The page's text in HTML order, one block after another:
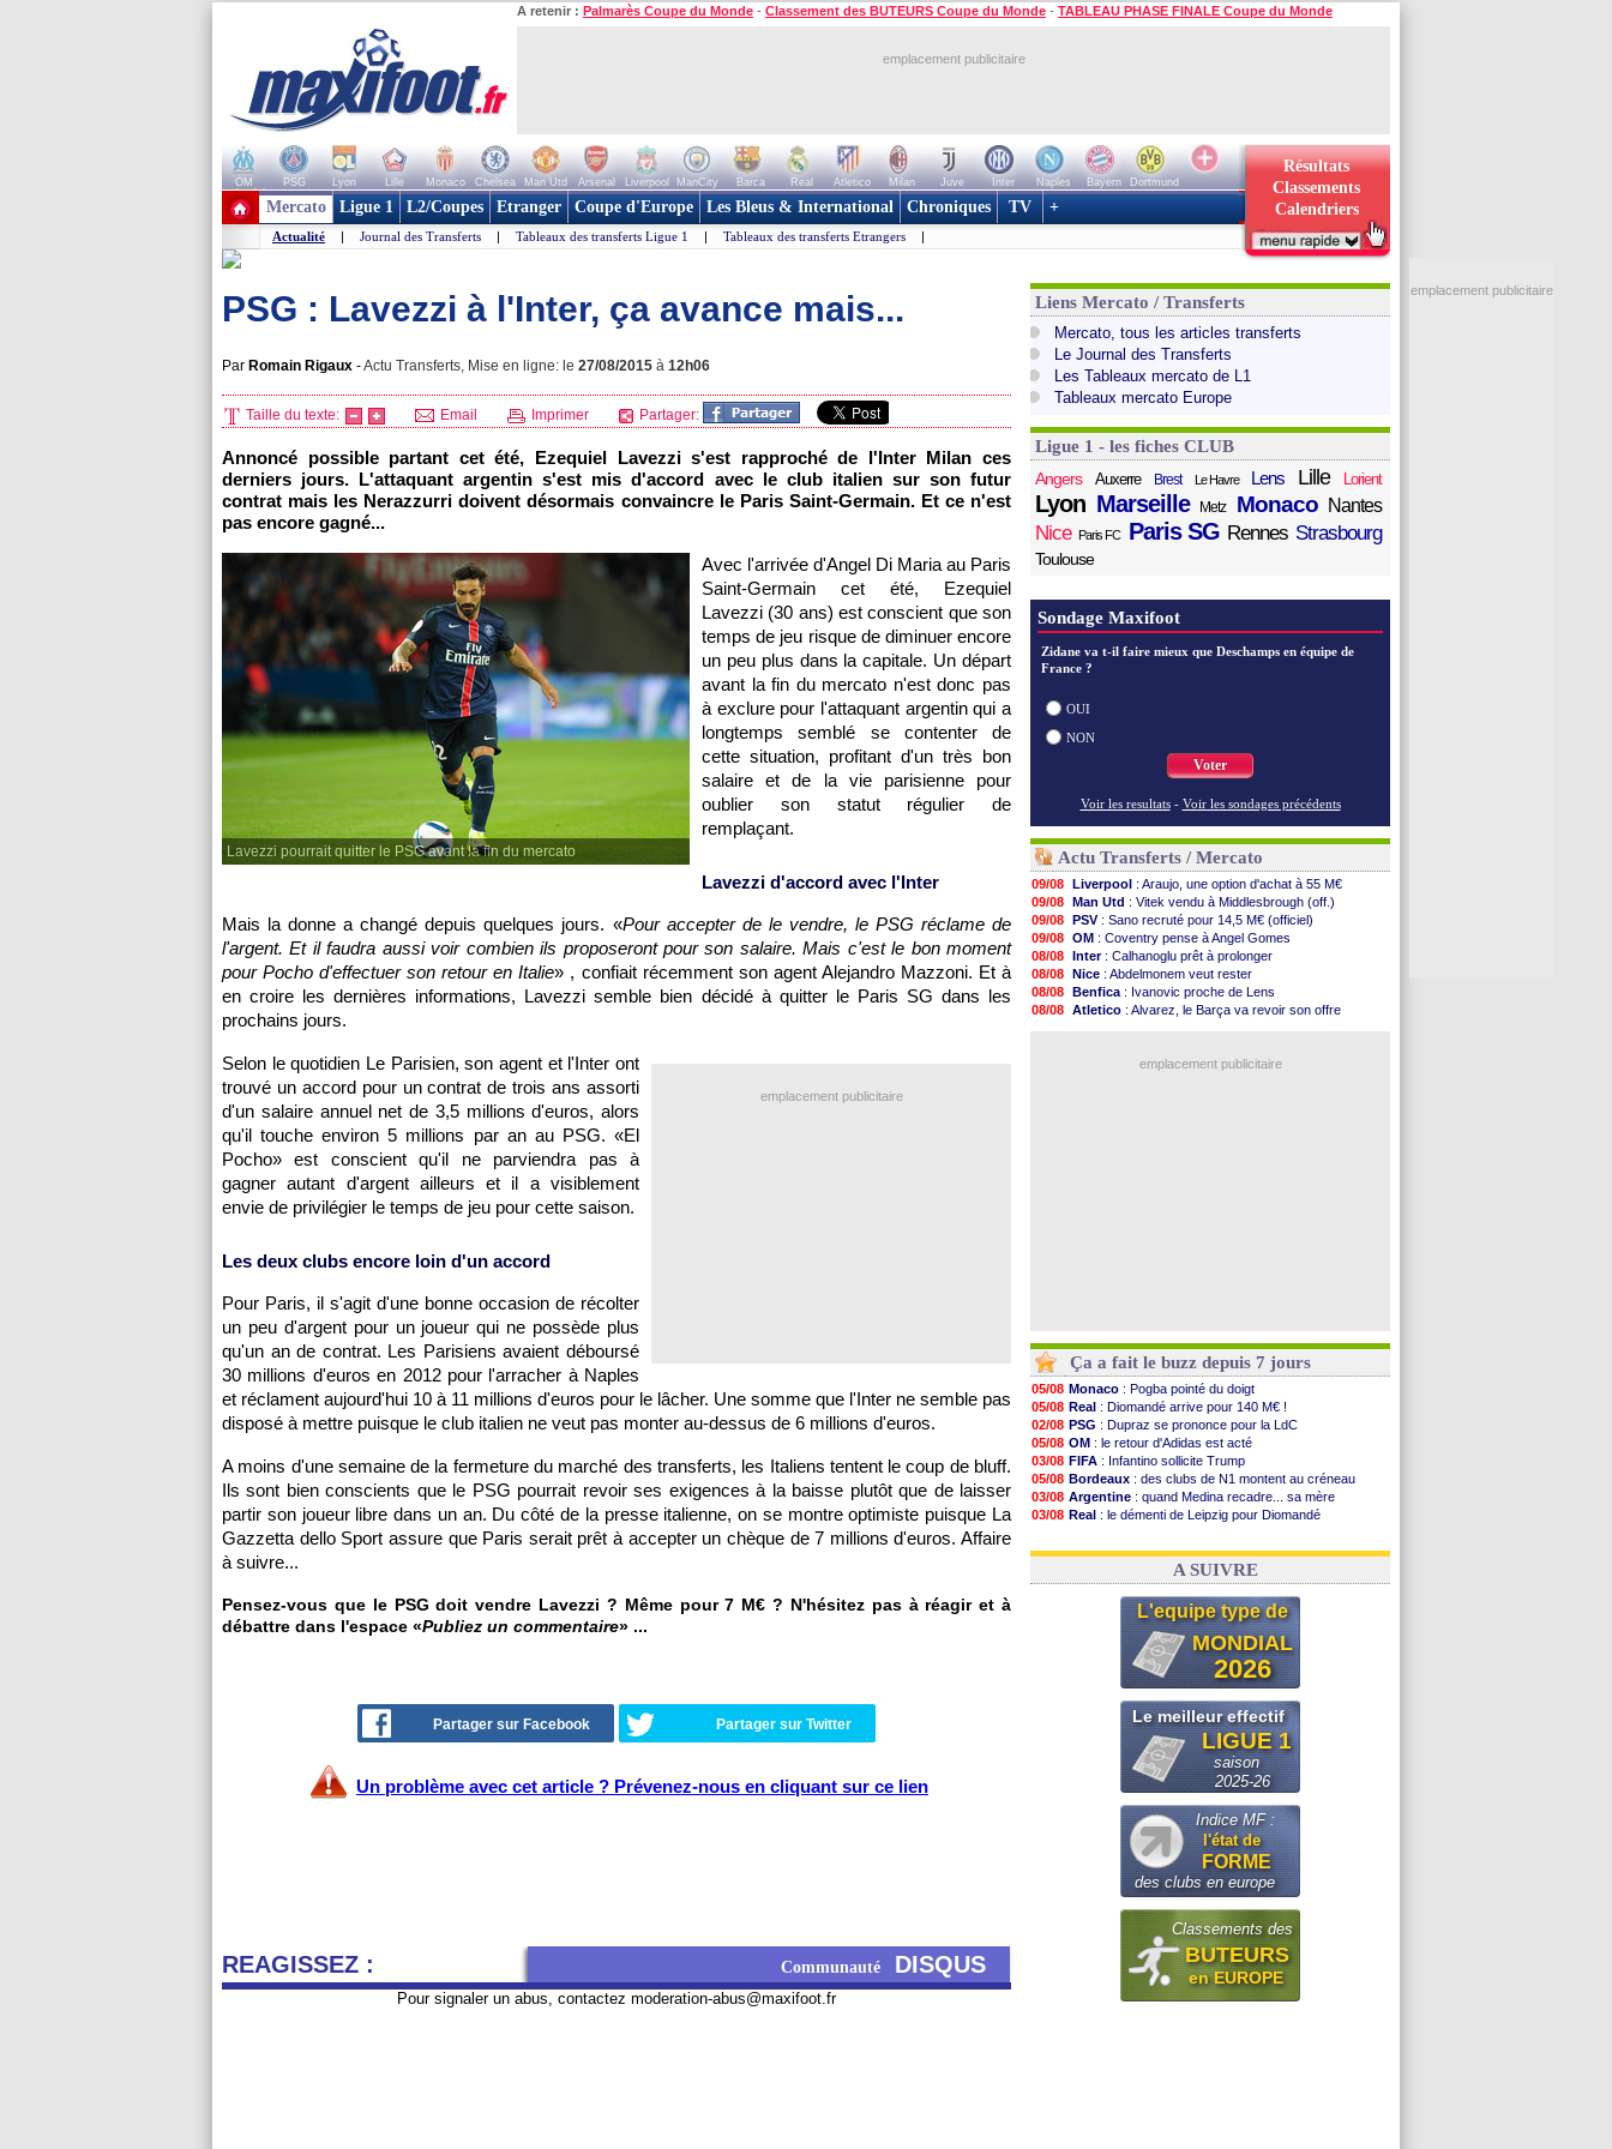
A retenir : Palmarès Coupe du Monde - Classement des BUTEURS Coupe du Monde - TABLEAU PHASE FINALE Coupe du Monde
emplacement publicitaire
OM PSG Lyon Lille Monaco Chelsea Man Utd Arsenal Liverpool ManCity Barca Real Atletico Milan Juve Inter Naples Bayern
Dortmund
+ de clubs
Résultats
Classements
Calendriers
Mercato Ligue 1 L2/Coupes Etranger Coupe d'Europe Les Bleus & International Chroniques TV +
Actualité | Journal des Transferts | Tableaux des transferts Ligue 1 | Tableaux des transferts Etrangers |
PSG : Lavezzi à l'Inter, ça avance mais...
Par Romain Rigaux -Actu Transferts, Mise en ligne: le 27/08/2015 à 12h06
Taille du texte: Email Imprimer Partager:
Annoncé possible partant cet été, Ezequiel Lavezzi s'est rapproché de l'Inter Milan ces
derniers jours. L'attaquant argentin s'est mis d'accord avec le club italien sur son futur
contrat mais les Nerazzurri doivent désormais convaincre le Paris Saint-Germain. Et ce n'est
pas encore gagné...
Lavezzi pourrait quitter le PSG avant la fin du mercato
Avec l'arrivée d'Angel Di Maria au Paris
Saint-Germain cet été, Ezequiel
Lavezzi (30 ans) est conscient que son
temps de jeu risque de diminuer encore
un peu plus dans la capitale. Un départ
avant la fin du mercato n'est donc pas
à exclure pour l'attaquant argentin qui a
longtemps semblé se contenter de
cette situation, profitant d'un très bon
salaire et de la vie parisienne pour
oublier son statut régulier de
remplaçant.
Lavezzi d'accord avec l'Inter
Mais la donne a changé depuis quelques jours. «Pour accepter de le vendre, le PSG réclame de
l'argent. Et il faudra aussi voir combien ils proposeront pour son salaire. Mais c'est le bon moment
pour Pocho d'effectuer son retour en Italie» , confiait récemment son agent Alejandro Mazzoni. Et à
en croire les dernières informations, Lavezzi semble bien décidé à quitter le Paris SG dans les
prochains jours.
emplacement publicitaire
Selon le quotidien Le Parisien, son agent et l'Inter ont
trouvé un accord pour un contrat de trois ans assorti
d'un salaire annuel net de 3,5 millions d'euros, alors
qu'il touche environ 5 millions par an au PSG. «El
Pocho» est conscient qu'il ne parviendra pas à
gagner autant d'argent ailleurs et il a visiblement
envie de privilégier le temps de jeu pour cette saison.
Les deux clubs encore loin d'un accord
Pour Paris, il s'agit d'une bonne occasion de récolter
un peu d'argent pour un joueur qui ne possède plus
qu'un an de contrat. Les Parisiens avaient déboursé
30 millions d'euros en 2012 pour l'arracher à Naples
et réclament aujourd'hui 10 à 11 millions d'euros pour le lâcher. Une somme que l'Inter ne semble pas
disposé à mettre puisque le club italien ne veut pas monter au-dessus de 6 millions d'euros.
A moins d'une semaine de la fermeture du marché des transferts, les Italiens tentent le coup de bluff.
Ils sont bien conscients que le PSG pourrait revoir ses exigences à la baisse plutôt que de laisser
partir son joueur libre dans un an. Du côté de la presse italienne, on se montre optimiste puisque La
Gazzetta dello Sport assure que Paris serait prêt à accepter un chèque de 7 millions d'euros. Affaire
à suivre...
Pensez-vous que le PSG doit vendre Lavezzi ? Même pour 7 M€ ? N'hésitez pas à réagir et à
débattre dans l'espace «Publiez un commentaire» ...
Partager sur Facebook Partager sur Twitter
Un problème avec cet article ? Prévenez-nous en cliquant sur ce lien
REAGISSEZ : Communauté DISQUS
Pour signaler un abus, contactez moderation-abus@maxifoot.fr
Liens Mercato / Transferts
Mercato, tous les articles transferts
Le Journal des Transferts
Les Tableaux mercato de L1
Tableaux mercato Europe
Ligue 1 - les fiches CLUB
Angers
Auxerre Brest Le Havre Lens Lille Lorient
Lyon Marseille Metz Monaco Nantes
Nice Paris FC Paris SG Rennes Strasbourg
Toulouse
Sondage Maxifoot
Zidane va t-il faire mieux que Deschamps en équipe de
France ?
OUI
NON
Voter
Voir les resultats - Voir les sondages précédents
Actu Transferts / Mercato
09/08 Liverpool : Araujo, une option d'achat à 55 M€
09/08 Man Utd : Vitek vendu à Middlesbrough (off.)
09/08 PSV: Sano recruté pour 14,5 M€ (officiel)
09/08 OM : Coventry pense à Angel Gomes
08/08 Inter: Calhanoglu prêt à prolonger
08/08 Nice : Abdelmonem veut rester
08/08 Benfica : Ivanovic proche de Lens
08/08 Atletico : Alvarez, le Barça va revoir son offre
: Sergi Roberto a signé (officiel)
emplacement publicitaire
Ça a fait le buzz depuis 7 jours
05/08 Monaco : Pogba pointé du doigt
05/08 Real : Diomandé arrive pour 140 M€ !
02/08 PSG : Dupraz se prononce pour la LdC
05/08 OM : le retour d'Adidas est acté
03/08 FIFA : Infantino sollicite Trump
05/08 Bordeaux : des clubs de N1 montent au créneau
03/08 Argentine : quand Medina recadre... sa mère
03/08 Real : le démenti de Leipzig pour Diomandé
03/08 OM: Paixão attire un 2e club anglais
A SUIVRE
L'equipe type de
MONDIAL
2026
Le meilleur effectif
LIGUE 1
saison
2025-26
Indice MF :
l'état de
FORME
des clubs en europe
Classements des
BUTEURS
en EUROPE
emplacement publicitaire